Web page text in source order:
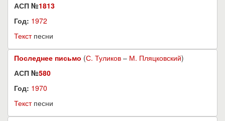
АСП №1813
Год: 1972
Текстпесни
Последнее письмо (С. Туликов – М. Пляцковский)
АСП №580
Год: 1970
Текстпесни